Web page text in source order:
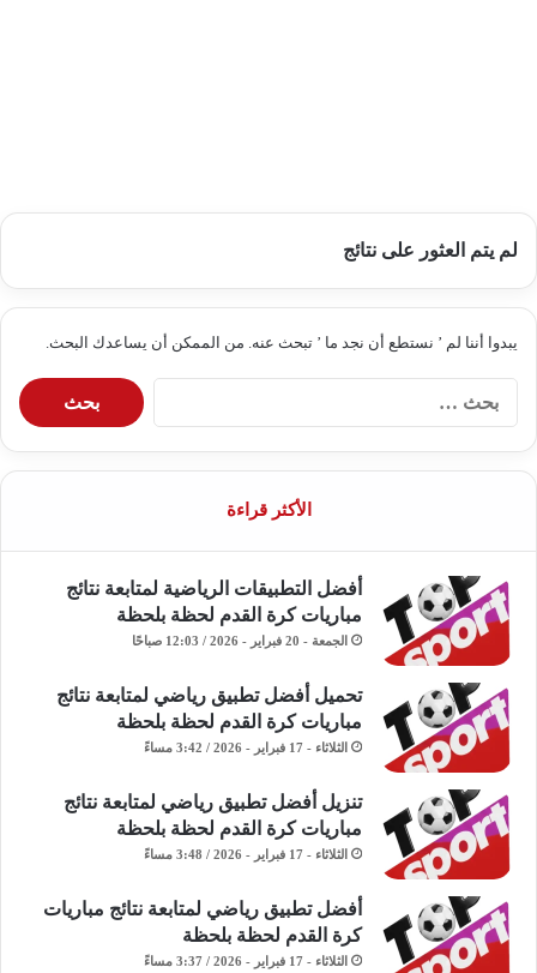
لم يتم العثور على نتائج
يبدوا أننا لم ’ نستطع أن نجد ما ’ تبحث عنه. من الممكن أن يساعدك البحث.
البحث
عن:
الأكثر قراءة
أفضل التطبيقات الرياضية لمتابعة نتائج
مباريات كرة القدم لحظة بلحظة
الجمعة - 20 فبراير - 2026 / 12:03 صباحًا
تحميل أفضل تطبيق رياضي لمتابعة نتائج
مباريات كرة القدم لحظة بلحظة
الثلاثاء - 17 فبراير - 2026 / 3:42 مساءً
تنزيل أفضل تطبيق رياضي لمتابعة نتائج
مباريات كرة القدم لحظة بلحظة
الثلاثاء - 17 فبراير - 2026 / 3:48 مساءً
أفضل تطبيق رياضي لمتابعة نتائج مباريات
كرة القدم لحظة بلحظة
الثلاثاء - 17 فبراير - 2026 / 3:37 مساءً